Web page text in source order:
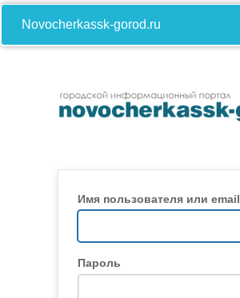
Novocherkassk-gorod.ru
Имя пользователя или email
Пароль